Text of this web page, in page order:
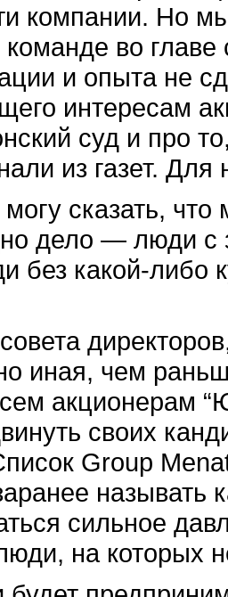
компании. Но
во
и опыта не
интересам
суд и про
из газет.
сказать,
дело — люди с
без какой-либо
иная, чем
акционерам
своих
Group
называть
сильное
на которых